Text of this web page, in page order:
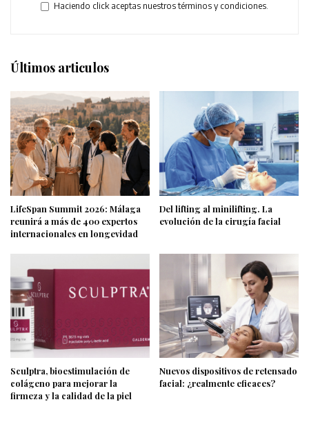
Haciendo click aceptas nuestros términos y condiciones.
Últimos articulos
LifeSpan Summit 2026: Málaga
reunirá a más de 400 expertos
internacionales en longevidad
Del lifting al minilifting. La
evolución de la cirugía facial
Sculptra, bioestimulación de
colágeno para mejorar la
firmeza y la calidad de la piel
Nuevos dispositivos de retensado
facial: ¿realmente eficaces?